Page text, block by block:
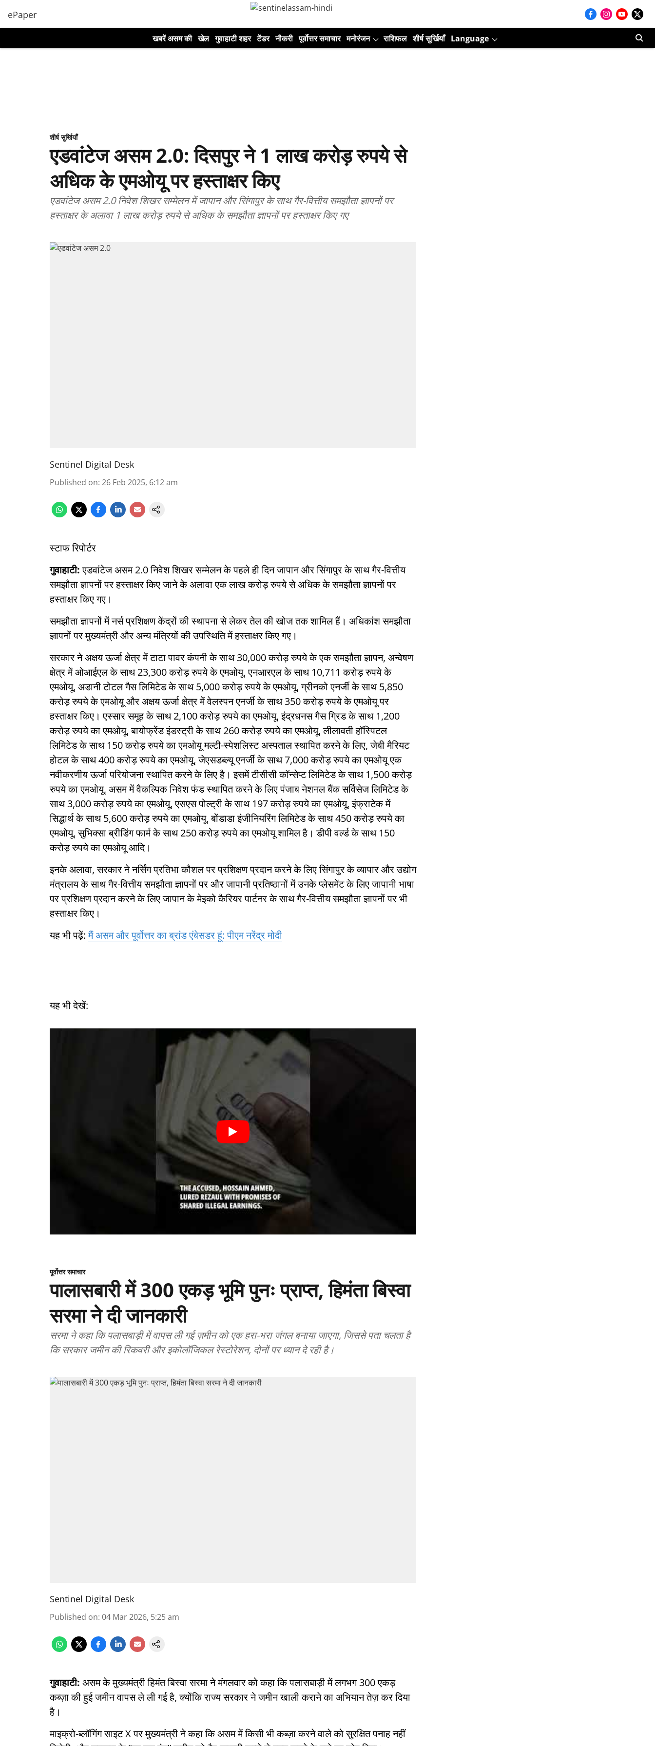
ePaper
खबरें असम की खेल गुवाहाटी शहर टेंडर नौकरी पूर्वोत्तर समाचार मनोरंजन राशिफल शीर्ष सुर्खियाँ Language
शीर्ष सुर्खियाँ
एडवांटेज असम 2.0: दिसपुर ने 1 लाख करोड़ रुपये से
अधिक के एमओयू पर हस्ताक्षर किए
एडवांटेज असम 2.0 निवेश शिखर सम्मेलन में जापान और सिंगापुर के साथ गैर-वित्तीय समझौता ज्ञापनों पर
हस्ताक्षर के अलावा 1 लाख करोड़ रुपये से अधिक के समझौता ज्ञापनों पर हस्ताक्षर किए गए
Sentinel Digital Desk
Published on: 26 Feb 2025, 6:12 am
स्टाफ रिपोर्टर
गुवाहाटी:एडवांटेज असम 2.0 निवेश शिखर सम्मेलन के पहले ही दिन जापान और सिंगापुर के साथ गैर-वित्तीय
समझौता ज्ञापनों पर हस्ताक्षर किए जाने के अलावा एक लाख करोड़ रुपये से अधिक के समझौता ज्ञापनों पर
हस्ताक्षर किए गए।
समझौता ज्ञापनों में नर्स प्रशिक्षण केंद्रों की स्थापना से लेकर तेल की खोज तक शामिल हैं। अधिकांश समझौता
ज्ञापनों पर मुख्यमंत्री और अन्य मंत्रियों की उपस्थिति में हस्ताक्षर किए गए।
सरकार ने अक्षय ऊर्जा क्षेत्र में टाटा पावर कंपनी के साथ 30,000 करोड़ रुपये के एक समझौता ज्ञापन, अन्वेषण
क्षेत्र में ओआईएल के साथ 23,300 करोड़ रुपये के एमओयू, एनआरएल के साथ 10,711 करोड़ रुपये के
एमओयू, अडानी टोटल गैस लिमिटेड के साथ 5,000 करोड़ रुपये के एमओयू, ग्रीनको एनर्जी के साथ 5,850
करोड़ रुपये के एमओयू और अक्षय ऊर्जा क्षेत्र में वेलस्पन एनर्जी के साथ 350 करोड़ रुपये के एमओयू पर
हस्ताक्षर किए। एस्सार समूह के साथ 2,100 करोड़ रुपये का एमओयू, इंद्रधनस गैस ग्रिड के साथ 1,200
करोड़ रुपये का एमओयू, बायोफ्रेंड इंडस्ट्री के साथ 260 करोड़ रुपये का एमओयू, लीलावती हॉस्पिटल
लिमिटेड के साथ 150 करोड़ रुपये का एमओयू मल्टी-स्पेशलिस्ट अस्पताल स्थापित करने के लिए, जेबी मैरियट
होटल के साथ 400 करोड़ रुपये का एमओयू, जेएसडब्ल्यू एनर्जी के साथ 7,000 करोड़ रुपये का एमओयू एक
नवीकरणीय ऊर्जा परियोजना स्थापित करने के लिए है। इसमें टीसीसी कॉन्सेप्ट लिमिटेड के साथ 1,500 करोड़
रुपये का एमओयू, असम में वैकल्पिक निवेश फंड स्थापित करने के लिए पंजाब नेशनल बैंक सर्विसेज लिमिटेड के
साथ 3,000 करोड़ रुपये का एमओयू, एसएस पोल्ट्री के साथ 197 करोड़ रुपये का एमओयू, इंफ्राटेक में
सिद्धार्थ के साथ 5,600 करोड़ रुपये का एमओयू, बोंडाडा इंजीनियरिंग लिमिटेड के साथ 450 करोड़ रुपये का
एमओयू, सुभिक्सा ब्रीडिंग फार्म के साथ 250 करोड़ रुपये का एमओयू शामिल है। डीपी वर्ल्ड के साथ 150
करोड़ रुपये का एमओयू आदि।
इनके अलावा, सरकार ने नर्सिंग प्रतिभा कौशल पर प्रशिक्षण प्रदान करने के लिए सिंगापुर के व्यापार और उद्योग
मंत्रालय के साथ गैर-वित्तीय समझौता ज्ञापनों पर और जापानी प्रतिष्ठानों में उनके प्लेसमेंट के लिए जापानी भाषा
पर प्रशिक्षण प्रदान करने के लिए जापान के मेइको कैरियर पार्टनर के साथ गैर-वित्तीय समझौता ज्ञापनों पर भी
हस्ताक्षर किए।
यह भी पढ़ें:मैं असम और पूर्वोत्तर का ब्रांड एंबेसडर हूं: पीएम नरेंद्र मोदी
यह भी देखें:
पूर्वोत्तर समाचार
पालासबारी में 300 एकड़ भूमि पुनः प्राप्त, हिमंता बिस्वा
सरमा ने दी जानकारी
सरमा ने कहा कि पलासबाड़ी में वापस ली गई ज़मीन को एक हरा-भरा जंगल बनाया जाएगा, जिससे पता चलता है
कि सरकार जमीन की रिकवरी और इकोलॉजिकल रेस्टोरेशन, दोनों पर ध्यान दे रही है।
Sentinel Digital Desk
Published on: 04 Mar 2026, 5:25 am
गुवाहाटी: असम के मुख्यमंत्री हिमंत बिस्वा सरमा ने मंगलवार को कहा कि पलासबाड़ी में लगभग 300 एकड़
कब्ज़ा की हुई जमीन वापस ले ली गई है, क्योंकि राज्य सरकार ने जमीन खाली कराने का अभियान तेज़ कर दिया
है।
माइक्रो-ब्लॉगिंग साइट X पर मुख्यमंत्री ने कहा कि असम में किसी भी कब्ज़ा करने वाले को सुरक्षित पनाह नहीं